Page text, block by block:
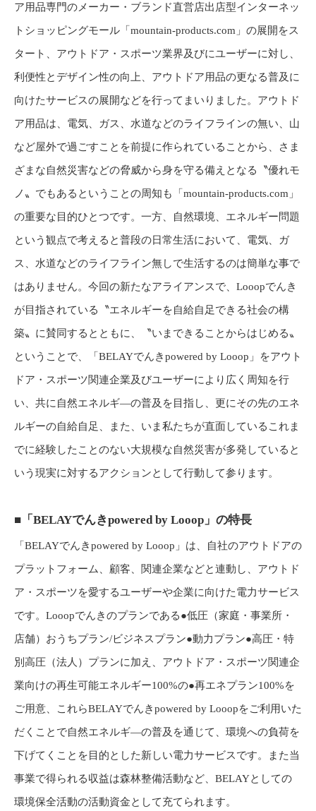
ア用品専門のメーカー・ブランド直営店出店型インターネッ
トショッピングモール「mountain-products.com」の展開をス
タート、アウトドア・スポーツ業界及びにユーザーに対し、
利便性とデザイン性の向上、アウトドア用品の更なる普及に
向けたサービスの展開などを行ってまいりました。アウトド
ア用品は、電気、ガス、水道などのライフラインの無い、山
など屋外で過ごすことを前提に作られていることから、さま
ざまな自然災害などの脅威から身を守る備えとなる〝優れモ
ノ〟でもあるということの周知も「mountain-products.com」
の重要な目的ひとつです。一方、自然環境、エネルギー問題
という観点で考えると普段の日常生活において、電気、ガ
ス、水道などのライフライン無しで生活するのは簡単な事で
はありません。今回の新たなアライアンスで、Looopでんき
が目指されている〝エネルギーを自給自足できる社会の構
築〟に賛同するとともに、〝いまできることからはじめる〟
ということで、「BELAYでんきpowered by Looop」をアウト
ドア・スポーツ関連企業及びユーザーにより広く周知を行
い、共に自然エネルギ―の普及を目指し、更にその先のエネ
ルギーの自給自足、また、いま私たちが直面しているこれま
でに経験したことのない大規模な自然災害が多発していると
いう現実に対するアクションとして行動して参ります。
■「BELAYでんきpowered by Looop」の特長
「BELAYでんきpowered by Looop」は、自社のアウトドアの
プラットフォーム、顧客、関連企業などと連動し、アウトド
ア・スポーツを愛するユーザーや企業に向けた電力サービス
です。Looopでんきのプランである●低圧（家庭・事業所・
店舗）おうちプラン/ビジネスプラン●動力プラン●高圧・特
別高圧（法人）プランに加え、アウトドア・スポーツ関連企
業向けの再生可能エネルギー100%の●再エネプラン100%を
ご用意、これらBELAYでんきpowered by Looopをご利用いた
だくことで自然エネルギ―の普及を通じて、環境への負荷を
下げてくことを目的とした新しい電力サービスです。また当
事業で得られる収益は森林整備活動など、BELAYとしての
環境保全活動の活動資金として充てられます。